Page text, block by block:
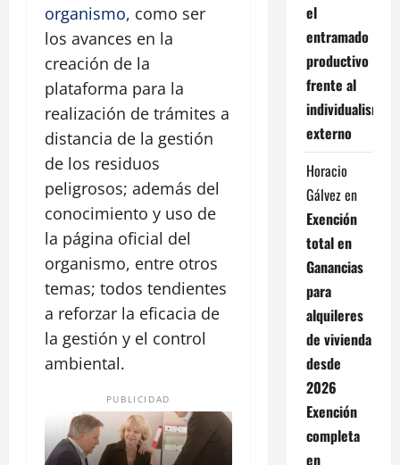
organismo, como ser
los avances en la
creación de la
plataforma para la
realización de trámites a
distancia de la gestión
de los residuos
peligrosos; además del
conocimiento y uso de
la página oficial del
organismo, entre otros
temas; todos tendientes
a reforzar la eficacia de
la gestión y el control
ambiental.
PUBLICIDAD
el
entramado
productivo
frente al
individualismo
externo
Horacio
Gálvezen
Exención
total en
Ganancias
para
alquileres
de vivienda
desde
2026
Exención
completa
en